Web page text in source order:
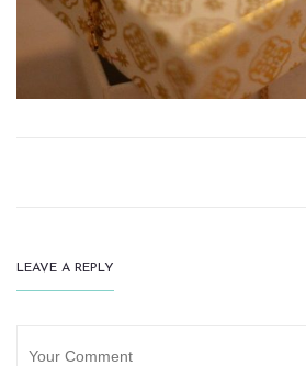
LEAVE A REPLY